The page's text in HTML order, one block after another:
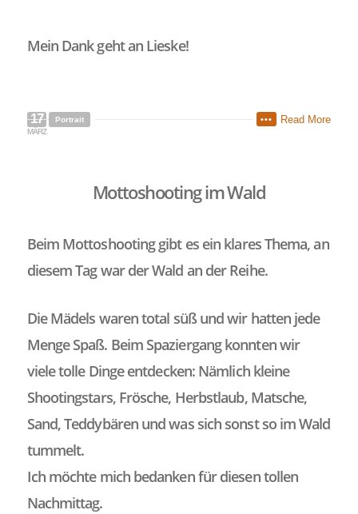
Mein Dank geht an Lieske!
17
MÄRZ
Portrait Read More
•••
Mottoshooting im Wald
Beim Mottoshooting gibt es ein klares Thema, an
diesem Tag war der Wald an der Reihe.
Die Mädels waren total süß und wir hatten jede
Menge Spaß. Beim Spaziergang konnten wir
viele tolle Dinge entdecken: Nämlich kleine
Shootingstars, Frösche, Herbstlaub, Matsche,
Sand, Teddybären und was sich sonst so im Wald
tummelt.
Ich möchte mich bedanken für diesen tollen
Nachmittag.